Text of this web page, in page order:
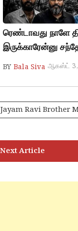
ரெண்டாவது நாளே
இருக்காரேன்னு
BY Bala Siva ஆகஸ்ட் 3,
Jayam Ravi Brother